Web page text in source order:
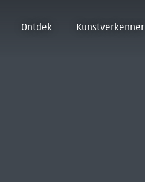
Ontdek Kunstverkenner